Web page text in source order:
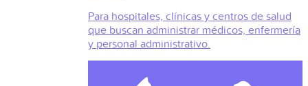
Para hospitales, clínicas y centros de salud
que buscan administrar médicos, enfermería
y personal administrativo.